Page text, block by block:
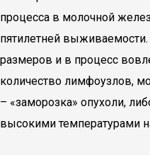
процесса в молочной
пятилетней
размеров и в процесс
количество лимфоузлов,
– «заморозка» опухоли,
высокими температурами